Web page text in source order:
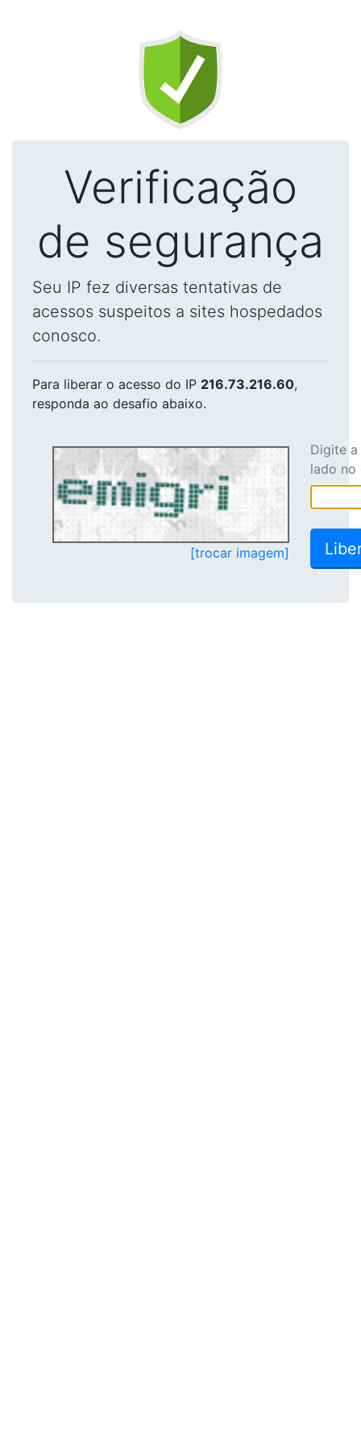
Verificação
de segurança
Seu IP fez diversas tentativas de
acessos suspeitos a sites hospedados
conosco.
Para liberar o acesso do IP 216.73.216.60,
responda ao desafio abaixo.
[trocar imagem]
Digite
lado no